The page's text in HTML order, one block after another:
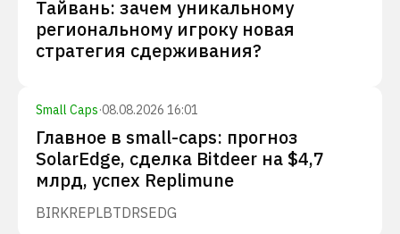
Тайвань: зачем уникальному
региональному игроку новая
стратегия сдерживания?
Small Caps·08.08.2026 16:01
Главное в small-caps: прогноз
SolarEdge, сделка Bitdeer на $4,7
млрд, успех Replimune
BIRKREPLBTDRSEDG